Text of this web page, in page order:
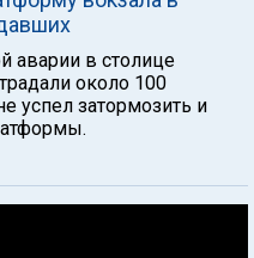
аварии в столице
около 100
успел затормозить и